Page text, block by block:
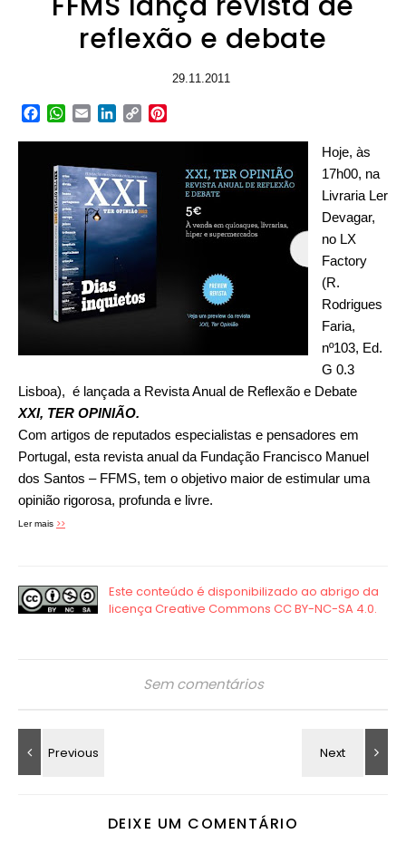
reflexão e debate
29.11.2011
Facebook
WhatsApp
EmailLinkedIn
Copy
Hoje, às
17h00, na
Livraria Ler
Devagar,
no LX
Factory
(R.
Rodrigues
Faria,
nº103, Ed.
G 0.3
Lisboa), é lançada a Revista Anual de Reflexão e Debate
XXI, TER OPINIÃO.
Com artigos de reputados especialistas e pensadores em
Portugal, esta revista anual da Fundação Francisco Manuel
dos Santos – FFMS, tem o objetivo maior de estimular uma
opinião rigorosa, profunda e livre.
Ler mais >>
Sem comentários
DEIXE UM COMENTÁRIO